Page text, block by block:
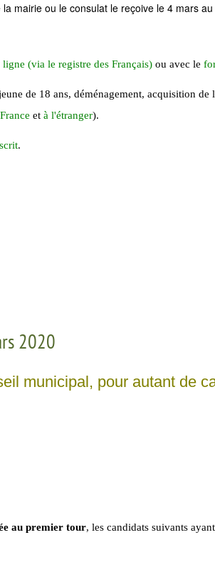
mairie ou le consulat le reçoive le 4 mars
ligne (via le registre des Français)ou avec le
de 18 ans, déménagement, acquisition
et à l'étranger).
.
2020
municipal, pour autant de
au premier tour, les candidats suivants